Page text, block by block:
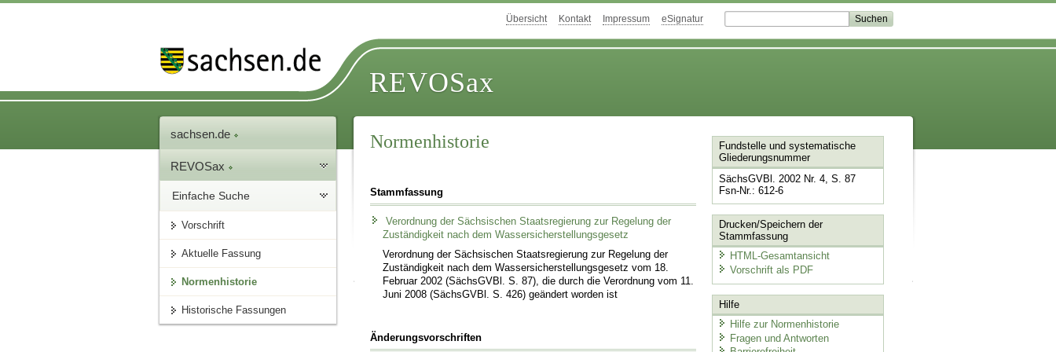
Übersicht Kontakt Impressum eSignatur
REVOSax
sachsen.de
REVOSax
Einfache Suche
Vorschrift
Aktuelle Fassung
Normenhistorie
Historische Fassungen
Normenhistorie
Stammfassung
Verordnung der Sächsischen Staatsregierung zur Regelung der
Zuständigkeit nach dem Wassersicherstellungsgesetz
Verordnung der Sächsischen Staatsregierung zur Regelung der
Zuständigkeit nach dem Wassersicherstellungsgesetz vom 18.
Februar 2002 (SächsGVBl. S. 87), die durch die Verordnung vom 11.
Juni 2008 (SächsGVBl. S. 426) geändert worden ist
Änderungsvorschriften
Fundstelle und systematische
Gliederungsnummer
SächsGVBl. 2002 Nr. 4, S. 87
Fsn-Nr.: 612-6
Drucken/Speichern der
Stammfassung
HTML-Gesamtansicht
Vorschrift als PDF
Hilfe
Hilfe zur Normenhistorie
Fragen und Antworten